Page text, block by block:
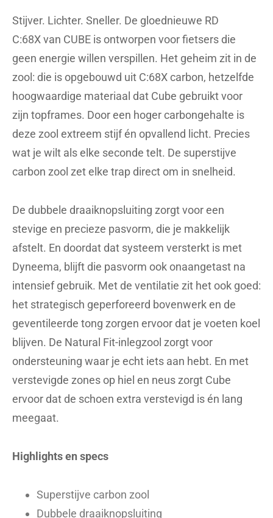
Stijver. Lichter. Sneller. De gloednieuwe RD
C:68X van CUBE is ontworpen voor fietsers die
geen energie willen verspillen. Het geheim zit in de
zool: die is opgebouwd uit C:68X carbon, hetzelfde
hoogwaardige materiaal dat Cube gebruikt voor
zijn topframes. Door een hoger carbongehalte is
deze zool extreem stijf én opvallend licht. Precies
wat je wilt als elke seconde telt. De superstijve
carbon zool zet elke trap direct om in snelheid.
De dubbele draaiknopsluiting zorgt voor een
stevige en precieze pasvorm, die je makkelijk
afstelt. En doordat dat systeem versterkt is met
Dyneema, blijft die pasvorm ook onaangetast na
intensief gebruik. Met de ventilatie zit het ook goed:
het strategisch geperforeerd bovenwerk en de
geventileerde tong zorgen ervoor dat je voeten koel
blijven. De Natural Fit-inlegzool zorgt voor
ondersteuning waar je echt iets aan hebt. En met
verstevigde zones op hiel en neus zorgt Cube
ervoor dat de schoen extra verstevigd is én lang
meegaat.
Highlights en specs
Superstijve carbon zool
Dubbele draaiknopsluiting